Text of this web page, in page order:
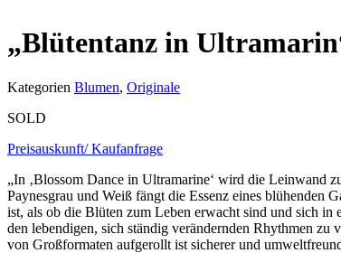
„Blütentanz in
Kategorien Blumen, Originale
SOLD
Preisauskunft/ Kaufanfrage
„In ‚Blossom Dance in Ultramarine‘ wird die Leinwand
Paynesgrau und Weiß fängt die Essenz eines
ist, als ob die Blüten zum Leben erwacht sind und sich in
den lebendigen, sich ständig verändernden Rhythmen
von Großformaten aufgerollt ist sicherer und